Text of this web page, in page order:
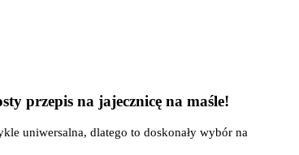
przepis na jajecznicę na maśle!
uniwersalna, dlatego to doskonały wybór na